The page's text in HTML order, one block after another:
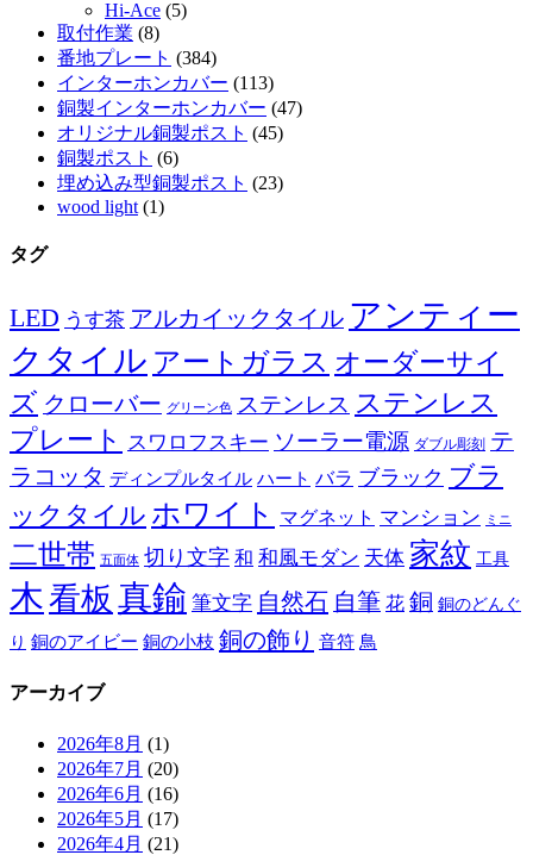
Hi-Ace (5)
取付作業 (8)
番地プレート (384)
インターホンカバー (113)
銅製インターホンカバー (47)
オリジナル銅製ポスト (45)
銅製ポスト (6)
埋め込み型銅製ポスト (23)
wood light (1)
タグ
LED うす茶 アルカイックタイル アンティー
クタイル アートガラス オーダーサイ
ズ クローバー グリーン色 ステンレス ステンレス
プレート スワロフスキー ソーラー電源 ダブル彫刻 テ
ラコッタ ディンプルタイル ハート バラ ブラック ブラ
ックタイル ホワイト マグネット マンション ミニ
二世帯 五面体 切り文字 和 和風モダン 天体 家紋 工具
木看板 真鍮 筆文字 自然石 自筆 花 銅 銅のどんぐ
り 銅のアイビー 銅の小枝 銅の飾り 音符 鳥
アーカイブ
2026年8月 (1)
2026年7月 (20)
2026年6月 (16)
2026年5月 (17)
2026年4月 (21)